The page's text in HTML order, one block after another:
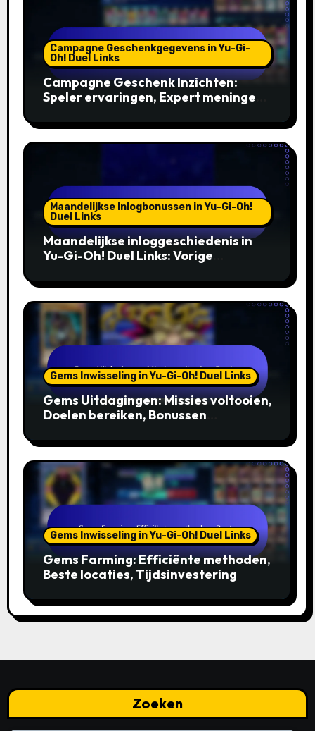
Campagne Geschenkgegevens in Yu-Gi-
Oh! Duel Links
Campagne Geschenk Inzichten:
Speler ervaringen, Expert meningen,
Maandelijkse Inlogbonussen in Yu-Gi-Oh!
Duel Links
Maandelijkse inloggeschiedenis in
Yu-Gi-Oh! Duel Links: Vorige
Gemeenschapsimpact
Gems Inwisseling in Yu-Gi-Oh! Duel Links
Gems Uitdagingen: Missies voltooien,
Doelen bereiken, Bonussen
Gems Inwisseling in Yu-Gi-Oh! Duel Links
Gems Farming: Efficiënte methoden,
Beste locaties, Tijdsinvestering
Zoeken